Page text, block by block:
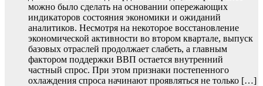
можно было сделать на основании опережающих
индикаторов состояния экономики и ожиданий
аналитиков. Несмотря на некоторое восстановление
экономической активности во втором квартале, выпуск
базовых отраслей продолжает слабеть, а главным
фактором поддержки ВВП остается внутренний
частный спрос. При этом признаки постепенного
охлаждения спроса начинают проявляться не только […]